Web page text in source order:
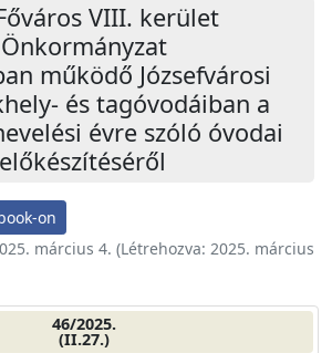
VIII. kerület
működő Józsefvárosi
és tagóvodáiban a
évre szóló óvodai
on
március 4. (Létrehozva: 2025. március
46/2025.
(II.27.)